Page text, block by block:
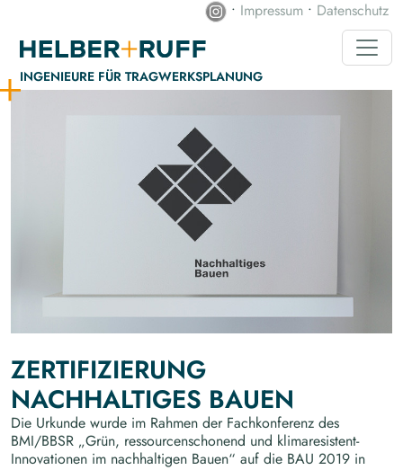
• Impressum • Datenschutz
INGENIEURE FÜR TRAGWERKS­PLANUNG
ZERTIFIZIERUNG
NACHHALTIGES BAUEN
Die Urkunde wurde im Rahmen der Fachkonferenz des
BMI/BBSR „Grün, ressourcenschonend und klimaresistent-
Innovationen im nachhaltigen Bauen“ auf die BAU 2019 in